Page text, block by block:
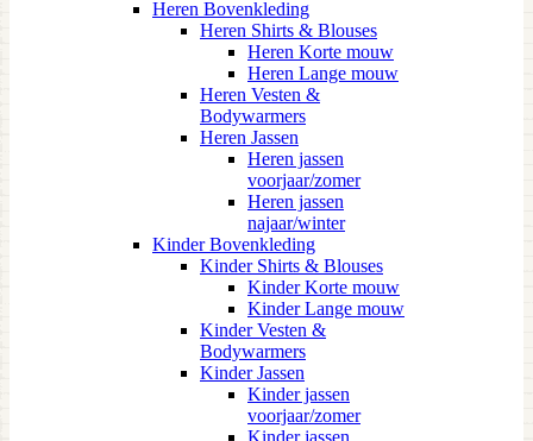
Heren Bovenkleding
Heren Shirts & Blouses
Heren Korte mouw
Heren Lange mouw
Heren Vesten &
Bodywarmers
Heren Jassen
Heren jassen
voorjaar/zomer
Heren jassen
najaar/winter
Kinder Bovenkleding
Kinder Shirts & Blouses
Kinder Korte mouw
Kinder Lange mouw
Kinder Vesten &
Bodywarmers
Kinder Jassen
Kinder jassen
voorjaar/zomer